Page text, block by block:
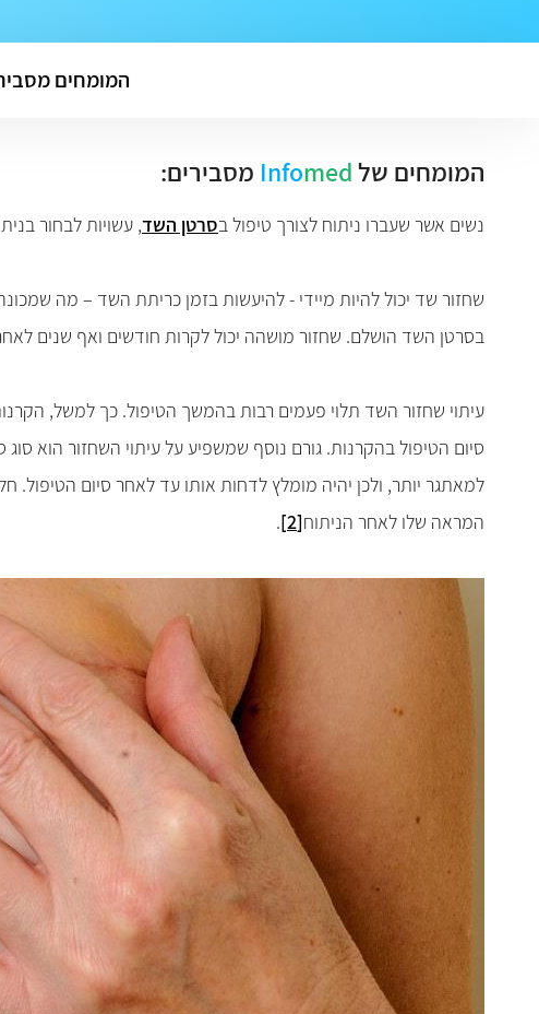
המומחים
המומחים של Infomed מסבירים:
נשים אשר שעברו ניתוח לצורך טיפול בסרטן השד, עשויות לבחור
שחזור שד יכול להיות מיידי - להיעשות בזמן כריתת השד – מה
בסרטן השד הושלם. שחזור מושהה יכול לקרות חודשים ואף שנים
עיתוי שחזור השד תלוי פעמים רבות בהמשך הטיפול. כך למשל,
סיום הטיפול בהקרנות. גורם נוסף שמשפיע על עיתוי השחזור הוא
למאתגר יותר, ולכן יהיה מומלץ לדחות אותו עד לאחר סיום
המראה שלו לאחר הניתוח[2]
.